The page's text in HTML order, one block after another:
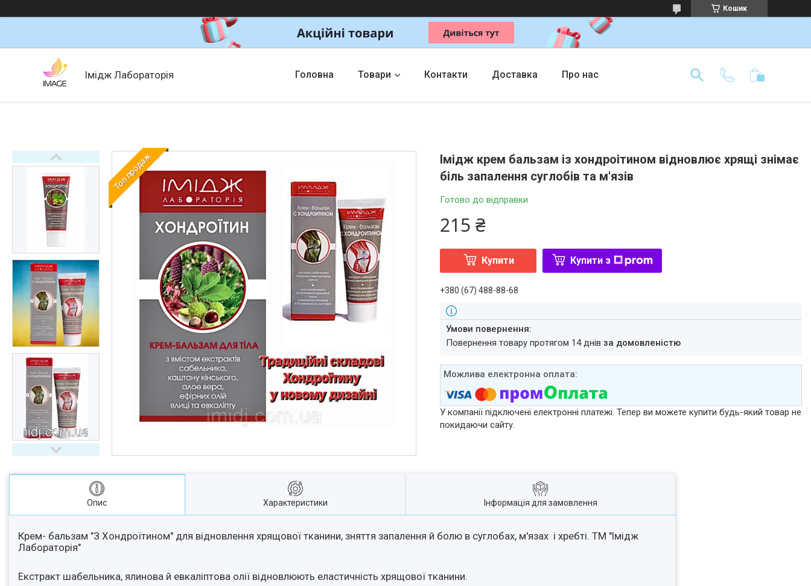
Кошик
Імідж Лабораторія Головна Товари Контакти Доставка Про нас
Топ продаж
Імідж крем бальзам із хондроітином відновлює хрящі знімає
біль запалення суглобів та м'язів
Готово до відправки
215 ₴
Купити Купити з
+380 (67) 488-88-68
повернення товару протягом 14 днівза домовленістю
У компанії підключені електронні платежі. Тепер ви можете купити будь-який товар не
покидаючи сайту.
Опис Характеристики Інформація для замовлення
Крем- бальзам "З Хондроїтином" для відновлення хрящової тканини, зняття запалення й болю в суглобах, м'язах і хребті. ТМ "Імідж
Лабораторія"
Екстракт шабельника, ялинова й евкаліптова олії відновлюють еластичність хрящової тканини.